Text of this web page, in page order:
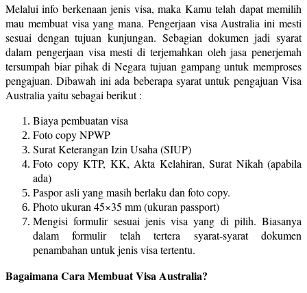
Melalui info berkenaan jenis visa, maka Kamu telah dapat memilih
mau membuat visa yang mana. Pengerjaan visa Australia ini mesti
sesuai dengan tujuan kunjungan. Sebagian dokumen jadi syarat
dalam pengerjaan visa mesti di terjemahkan oleh jasa penerjemah
tersumpah biar pihak di Negara tujuan gampang untuk memproses
pengajuan. Dibawah ini ada beberapa syarat untuk pengajuan Visa
Australia yaitu sebagai berikut :
Biaya pembuatan visa
Foto copy NPWP
Surat Keterangan Izin Usaha (SIUP)
Foto copy KTP, KK, Akta Kelahiran, Surat Nikah (apabila
ada)
Paspor asli yang masih berlaku dan foto copy.
Photo ukuran 45×35 mm (ukuran passport)
Mengisi formulir sesuai jenis visa yang di pilih. Biasanya
dalam formulir telah tertera syarat-syarat dokumen
penambahan untuk jenis visa tertentu.
Bagaimana Cara Membuat Visa Australia?